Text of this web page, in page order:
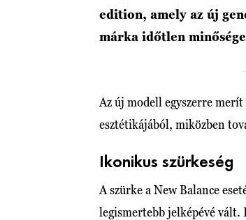
edition, amely az új
márka időtlen
Az új modell egyszerre
esztétikájából, miközben
Ikonikus szürkeség
A szürke a New Balance
legismertebb jelképévé vált.